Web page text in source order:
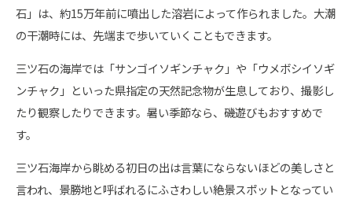
石」は、約15万年前に噴出した溶岩によって作られました。大潮
の干潮時には、先端まで歩いていくこともできます。
三ツ石の海岸では「サンゴイソギンチャク」や「ウメボシイソギ
ンチャク」といった県指定の天然記念物が生息しており、撮影し
たり観察したりできます。暑い季節なら、磯遊びもおすすめで
す。
三ツ石海岸から眺める初日の出は言葉にならないほどの美しさと
言われ、景勝地と呼ばれるにふさわしい絶景スポットとなってい